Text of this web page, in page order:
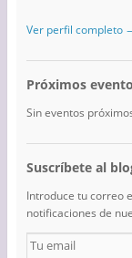
Ver perfil completo
Próximos
Sin eventos
Suscríbete al
Introduce tu correo
notificaciones de
Tu